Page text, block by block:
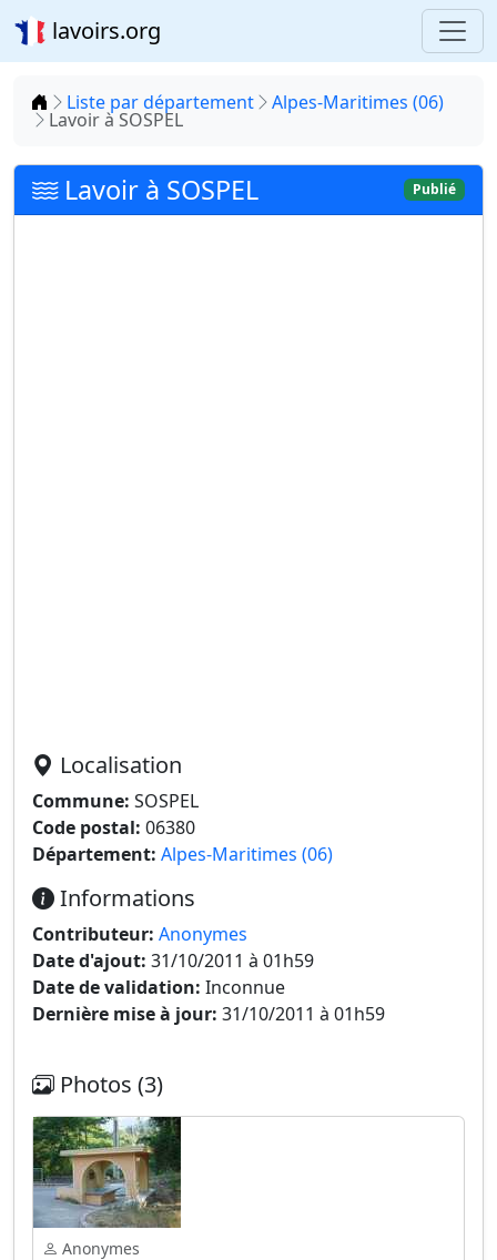
lavoirs.org
Accueil
Liste par département Alpes-Maritimes (06)
Lavoir à SOSPEL
Lavoir à SOSPEL Publié
Localisation
Commune: SOSPEL
Code postal: 06380
Département: Alpes-Maritimes (06)
Informations
Contributeur: Anonymes
Date d'ajout: 31/10/2011 à 01h59
Date de validation: Inconnue
Dernière mise à jour: 31/10/2011 à 01h59
Photos (3)
Anonymes